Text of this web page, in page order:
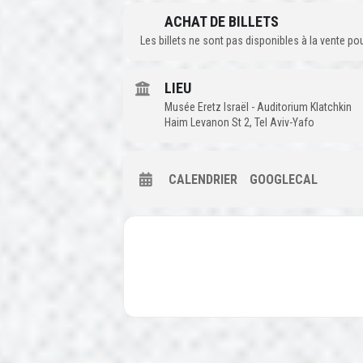
ACHAT DE BILLETS
Les billets ne sont pas disponibles à la vente
LIEU
Musée Eretz Israël - Auditorium Klatchkin
Haim Levanon St 2, Tel Aviv-Yafo
CALENDRIER GOOGLECAL